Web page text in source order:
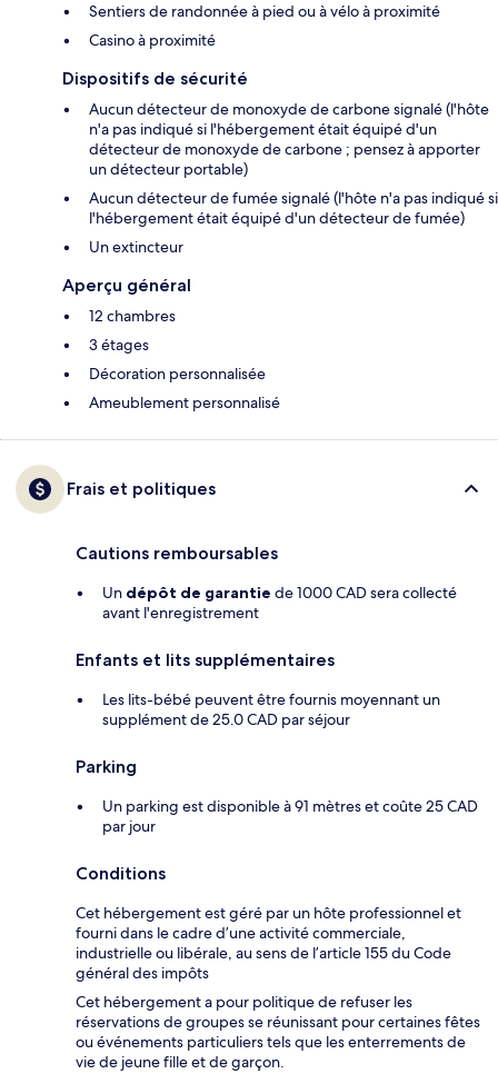
Sentiers de randonnée à pied ou à vélo à proximité
Casino à proximité
Dispositifs de sécurité
Aucun détecteur de monoxyde de carbone signalé (l'hôte
n'a pas indiqué si l'hébergement était équipé d'un
détecteur de monoxyde de carbone ; pensez à apporter
un détecteur portable)
Aucun détecteur de fumée signalé (l'hôte n'a pas indiqué si
l'hébergement était équipé d'un détecteur de fumée)
Un extincteur
Aperçu général
12 chambres
3 étages
Décoration personnalisée
Ameublement personnalisé
Frais et politiques
Cautions remboursables
Un dépôt de garantie de 1000 CAD sera collecté
avant l'enregistrement
Enfants et lits supplémentaires
Les lits-bébé peuvent être fournis moyennant un
supplément de 25.0 CAD par séjour
Parking
Un parking est disponible à 91 mètres et coûte 25 CAD
par jour
Conditions
Cet hébergement est géré par un hôte professionnel et
fourni dans le cadre d’une activité commerciale,
industrielle ou libérale, au sens de l’article 155 du Code
général des impôts
Cet hébergement a pour politique de refuser les
réservations de groupes se réunissant pour certaines fêtes
ou événements particuliers tels que les enterrements de
vie de jeune fille et de garçon.